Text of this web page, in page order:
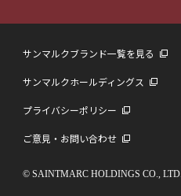
サンマルクブランド一覧を見る
サンマルクホールディングス
プライバシーポリシー
ご意見・お問い合わせ
© SAINTMARC HOLDINGS CO., LTD.